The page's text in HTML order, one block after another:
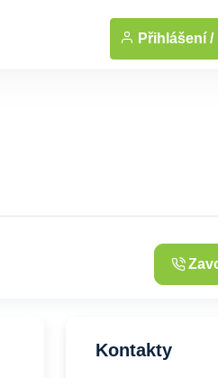
Přihlášení /
...
Kontakty